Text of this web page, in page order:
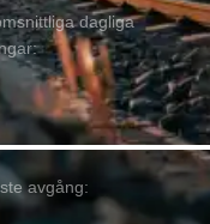
dagliga
avgång: